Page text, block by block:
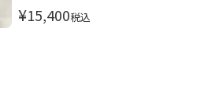
¥15,400税込